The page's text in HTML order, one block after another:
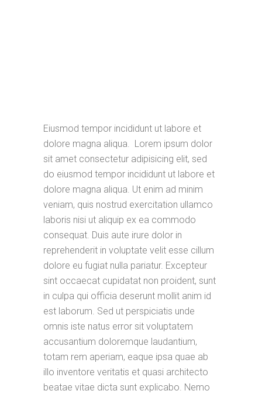
Eiusmod tempor incididunt ut labore et
dolore magna aliqua. Lorem ipsum dolor
sit amet consectetur adipisicing elit, sed
do eiusmod tempor incididunt ut labore et
dolore magna aliqua. Ut enim ad minim
veniam, quis nostrud exercitation ullamco
laboris nisi ut aliquip ex ea commodo
consequat. Duis aute irure dolor in
reprehenderit in voluptate velit esse cillum
dolore eu fugiat nulla pariatur. Excepteur
sint occaecat cupidatat non proident, sunt
in culpa qui officia deserunt mollit anim id
est laborum. Sed ut perspiciatis unde
omnis iste natus error sit voluptatem
accusantium doloremque laudantium,
totam rem aperiam, eaque ipsa quae ab
illo inventore veritatis et quasi architecto
beatae vitae dicta sunt explicabo. Nemo